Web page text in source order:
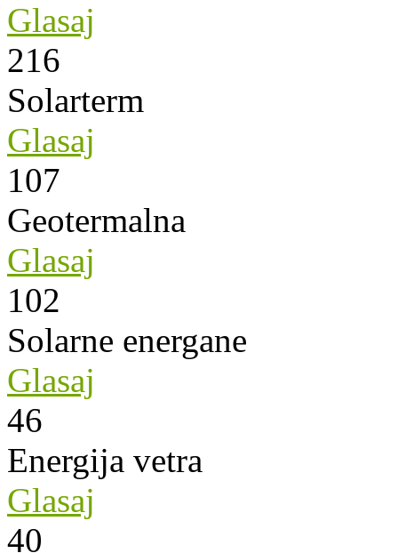
Glasaj
216
Solarterm
Glasaj
107
Geotermalna
Glasaj
102
Solarne energane
Glasaj
46
Energija vetra
Glasaj
40